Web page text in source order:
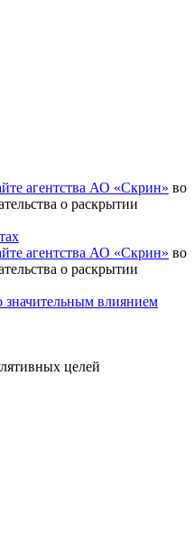
агентства АО «Скрин» во
о раскрытии
агентства АО «Скрин» во
о раскрытии
влиянием
целей